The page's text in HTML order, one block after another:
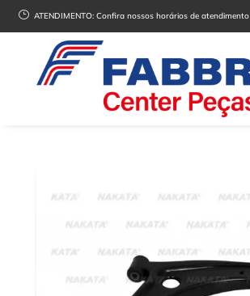
} ATENDIMENTO:Confira nossos horários de atendimento